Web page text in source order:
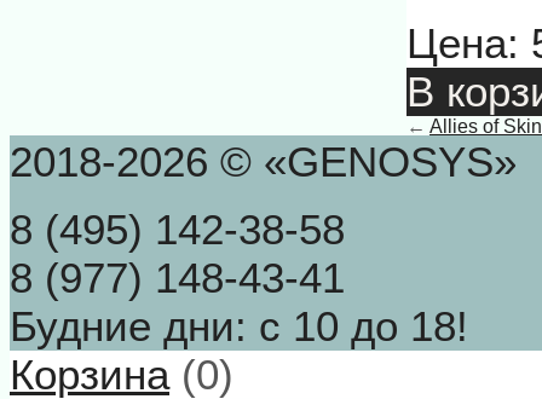
Цена:
В
← Allies of
2018-2026 © «GENOSYS»
8 (495) 142-38-58
8 (977) 148-43-41
Будние дни: с 10 до 18!
Корзина(0)